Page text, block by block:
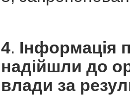
4. Інформація
надійшли до
влади за